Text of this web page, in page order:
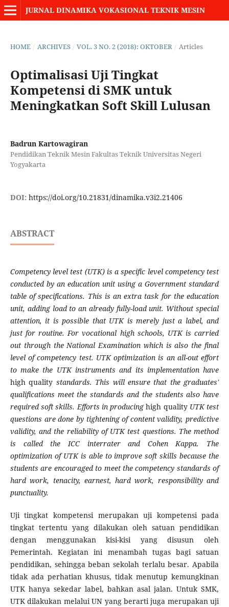
JURNAL DINAMIKA VOKASIONAL TEKNIK MESIN
HOME / ARCHIVES / VOL. 3 NO. 2 (2018): OKTOBER / Articles
Optimalisasi Uji Tingkat
Kompetensi di SMK untuk
Meningkatkan Soft Skill Lulusan
Badrun Kartowagiran
Pendidikan Teknik Mesin Fakultas Teknik Universitas Negeri
Yogyakarta
DOI: https://doi.org/10.21831/dinamika.v3i2.21406
ABSTRACT
Competency level test (UTK) is a specific level competency test
conducted by an education unit using a Government standard
table of specifications. This is an extra task for the education
unit, adding load to an already fully-load unit. Without special
attention, it is possible that UTK is merely just a label, and
just for routine. For vocational high schools, UTK is carried
out through the National Examination which is also the final
level of competency test. UTK optimization is an all-out effort
to make the UTK instruments and its implementation have
high quality standards. This will ensure that the graduates'
qualifications meet the standards and the students also have
required soft skills. Efforts in producinghigh qualityUTK test
questions are done by tightening of content validity, predictive
validity, and the reliability of UTK test questions. The method
is called the ICC interrater and Cohen Kappa. The
optimization of UTK is able to improve soft skills because the
students are encouraged to meet the competency standards of
hard work, tenacity, earnest, hard work, responsibility and
punctuality.
Uji tingkat kompetensi merupakan uji kompetensi pada
tingkat tertentu yang dilakukan oleh satuan pendidikan
dengan menggunakan kisi-kisi yang disusun oleh
Pemerintah. Kegiatan ini menambah tugas bagi satuan
pendidikan, sehingga beban sekolah terlalu besar. Apabila
tidak ada perhatian khusus, tidak menutup kemungkinan
UTK hanya sekedar label, bahkan asal jalan. Untuk SMK,
UTK dilakukan melalui UN yang berarti juga merupakan uji